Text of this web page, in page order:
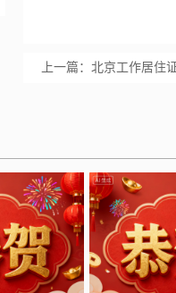
上一篇： 北京工作居住